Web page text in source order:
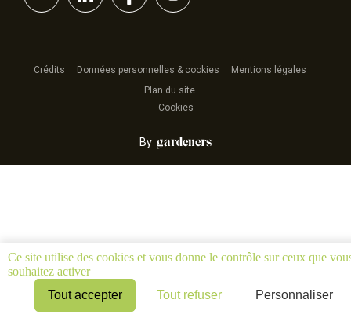
Crédits Données personnelles & cookies
Mentions légales
Plan du site
Cookies
By
Ce site utilise des cookies et vous donne le contrôle sur ceux que
souhaitez activer
Tout accepter
Tout refuser Personnaliser